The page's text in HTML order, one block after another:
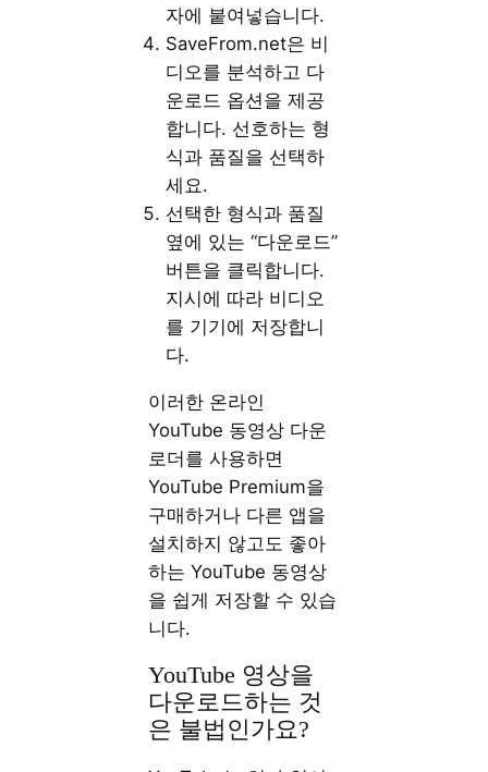
자에 붙여넣습니다.
SaveFrom.net은 비
디오를 분석하고 다
운로드 옵션을 제공
합니다. 선호하는 형
식과 품질을 선택하
세요.
선택한 형식과 품질
옆에 있는 “다운로드”
버튼을 클릭합니다.
지시에 따라 비디오
를 기기에 저장합니
다.
이러한 온라인
YouTube 동영상 다운
로더를 사용하면
YouTube Premium을
구매하거나 다른 앱을
설치하지 않고도 좋아
하는 YouTube 동영상
을 쉽게 저장할 수 있습
니다.
YouTube 영상을
다운로드하는 것
은 불법인가요?